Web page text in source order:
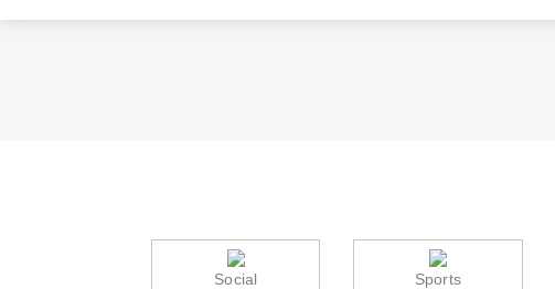
Social Sports